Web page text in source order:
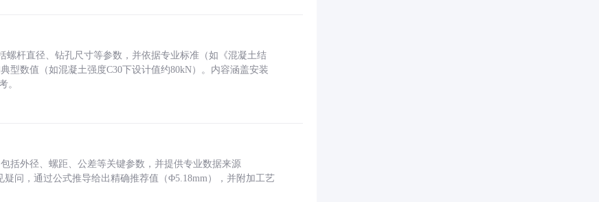
杆直径、钻孔尺寸等参数，并依据专业标准（如《混凝土结
型数值（如混凝土强度C30下设计值约80kN）。内容涵盖安装
。
括外径、螺距、公差等关键参数，并提供专业数据来源
疑问，通过公式推导给出精确推荐值（Φ5.18mm），并附加工艺